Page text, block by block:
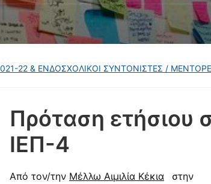
22 & ΕΝΔΟΣΧΟΛΙΚΟΙ ΣΥΝΤΟΝΙΣΤΕΣ /
Πρόταση ετήσιου
ΙΕΠ-4
Από τον/την Μέλλω Αιμιλία Κέκια στην